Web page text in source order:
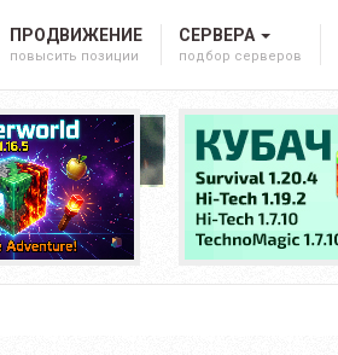
ПРОДВИЖЕНИЕ
повысить позиции
СЕРВЕРА
подбор серверов